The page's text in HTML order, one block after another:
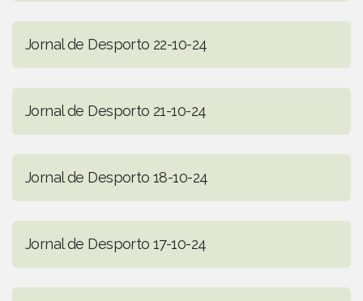
Jornal de Desporto 22-10-24
Jornal de Desporto 21-10-24
Jornal de Desporto 18-10-24
Jornal de Desporto 17-10-24